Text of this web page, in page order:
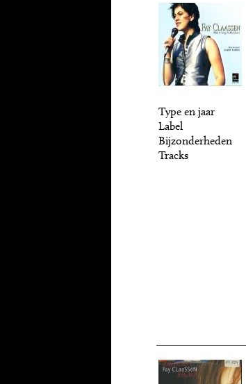
Type en jaar
Label
Bijzonderheden
Tracks